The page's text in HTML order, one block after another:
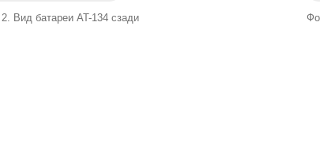
Вид батареи AT-134 сзади